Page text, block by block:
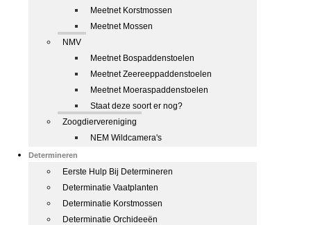
Meetnet Korstmossen
Meetnet Mossen
NMV
Meetnet Bospaddenstoelen
Meetnet Zeereeppaddenstoelen
Meetnet Moeraspaddenstoelen
Staat deze soort er nog?
Zoogdiervereniging
NEM Wildcamera's
Determineren
Eerste Hulp Bij Determineren
Determinatie Vaatplanten
Determinatie Korstmossen
Determinatie Orchideeën